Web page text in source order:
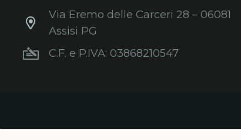
Via Eremo delle Carceri 28 – 06081
Assisi PG
C.F. e P.IVA: 03868210547